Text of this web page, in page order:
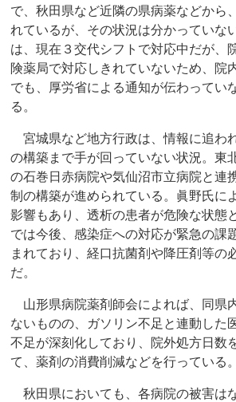
で、秋田県など近隣の県病薬などから
れているが、その状況は分かっていな
は、現在３交代シフトで対応中だが、
険薬局で対応しきれていないため、院
でも、厚労省による通知が伝わってい
る。
宮城県など地方行政は、情報に追わ
の構築まで手が回っていない状況。東
の石巻日赤病院や気仙沼市立病院と連
制の構築が進められている。眞野氏に
影響もあり、透析の患者が危険な状態
では今後、感染症への対応が緊急の課
まれており、経口抗菌剤や降圧剤等の
だ。
山形県病院薬剤師会によれば、同県
ないものの、ガソリン不足と連動した
不足が深刻化しており、院外処方日数
て、薬剤の消費削減などを行っている。
秋田県においても、各病院の被害は